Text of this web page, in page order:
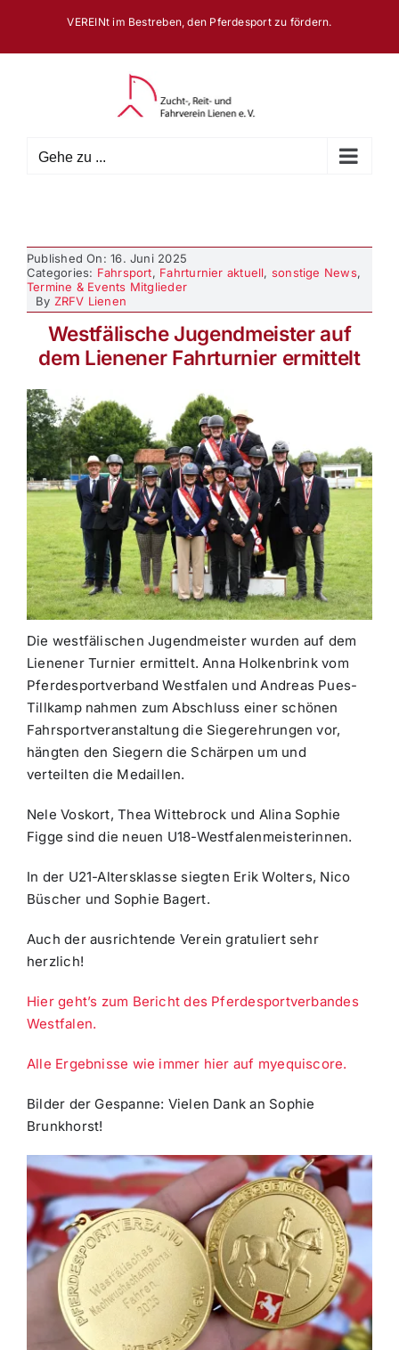
springen
VEREINt im Bestreben, den Pferdesport zu fördern.
Gehe zu ...
Published On: 16. Juni 2025
Categories: Fahrsport, Fahrturnier aktuell, sonstige News,
Termine & Events Mitglieder
By ZRFV Lienen
Westfälische Jugendmeister auf
dem Lienener Fahrturnier ermittelt
Die westfälischen Jugendmeister wurden auf dem
Lienener Turnier ermittelt. Anna Holkenbrink vom
Pferdesportverband Westfalen und Andreas Pues-
Tillkamp nahmen zum Abschluss einer schönen
Fahrsportveranstaltung die Siegerehrungen vor,
hängten den Siegern die Schärpen um und
verteilten die Medaillen.
Nele Voskort, Thea Wittebrock und Alina Sophie
Figge sind die neuen U18-Westfalenmeisterinnen.
In der U21-Altersklasse siegten Erik Wolters, Nico
Büscher und Sophie Bagert.
Auch der ausrichtende Verein gratuliert sehr
herzlich!
Hier geht’s zum Bericht des Pferdesportverbandes
Westfalen.
Alle Ergebnisse wie immer hier auf myequiscore.
Bilder der Gespanne: Vielen Dank an Sophie
Brunkhorst!